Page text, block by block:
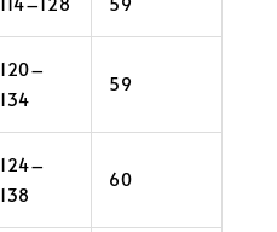
120–
134
59
124–
138
60